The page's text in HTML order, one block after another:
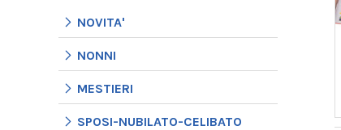
NOVITA'
NONNI
MESTIERI
SPOSI-NUBILATO-CELIBATO